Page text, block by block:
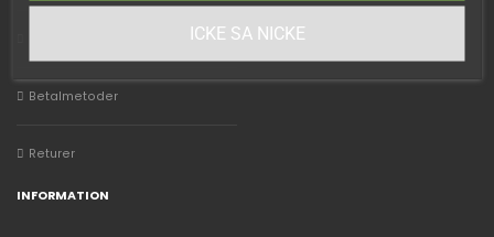
Betalmetoder
Returer
INFORMATION
ICKE SA NICKE